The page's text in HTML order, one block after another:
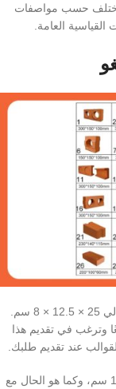
تختلف حسب مواصفات
العامة.
بشكل عام، تكون الأبعاد القياسية للطوب الليغو حوالي 25 × 12.5 × 8 سم.
وترغب في تقديم هذا
عند تقديم طلبك.
وبالمثل، تكون أبعاد البلوكات المتداخلة 30 × 15 × 10 سم، وكما هو الحال مع